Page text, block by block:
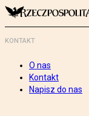
KONTAKT
O nas
Kontakt
Napisz do nas